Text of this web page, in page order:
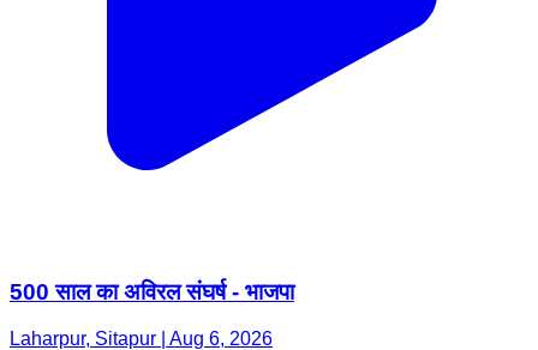
500 साल का अविरल संघर्ष - भाजपा
Laharpur, Sitapur | Aug 6, 2026